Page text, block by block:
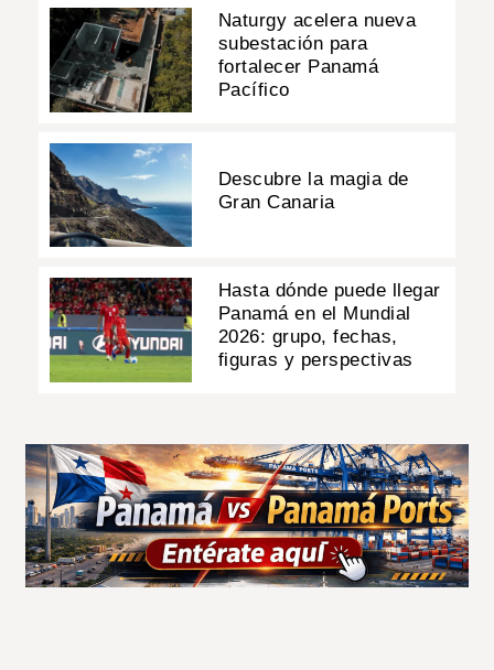
Naturgy acelera nueva
subestación para
fortalecer Panamá
Pacífico
Descubre la magia de
Gran Canaria
Hasta dónde puede llegar
Panamá en el Mundial
2026: grupo, fechas,
figuras y perspectivas